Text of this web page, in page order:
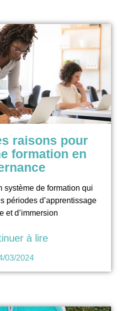
raisons pour
formation en
système de formation qui
périodes d’apprentissage
et d’immersion
à lire
03/2024